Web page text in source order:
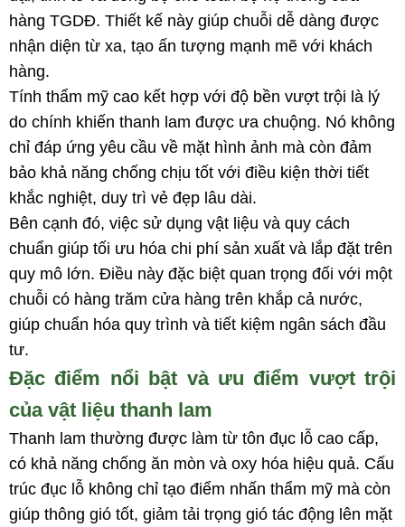
hàng TGDĐ. Thiết kế này giúp chuỗi dễ dàng được
nhận diện từ xa, tạo ấn tượng mạnh mẽ với khách
hàng.
Tính thẩm mỹ cao kết hợp với độ bền vượt trội là lý
do chính khiến thanh lam được ưa chuộng. Nó không
chỉ đáp ứng yêu cầu về mặt hình ảnh mà còn đảm
bảo khả năng chống chịu tốt với điều kiện thời tiết
khắc nghiệt, duy trì vẻ đẹp lâu dài.
Bên cạnh đó, việc sử dụng vật liệu và quy cách
chuẩn giúp tối ưu hóa chi phí sản xuất và lắp đặt trên
quy mô lớn. Điều này đặc biệt quan trọng đối với một
chuỗi có hàng trăm cửa hàng trên khắp cả nước,
giúp chuẩn hóa quy trình và tiết kiệm ngân sách đầu
tư.
Đặc điểm nổi bật và ưu điểm vượt trội
của vật liệu thanh lam
Thanh lam thường được làm từ tôn đục lỗ cao cấp,
có khả năng chống ăn mòn và oxy hóa hiệu quả. Cấu
trúc đục lỗ không chỉ tạo điểm nhấn thẩm mỹ mà còn
giúp thông gió tốt, giảm tải trọng gió tác động lên mặt